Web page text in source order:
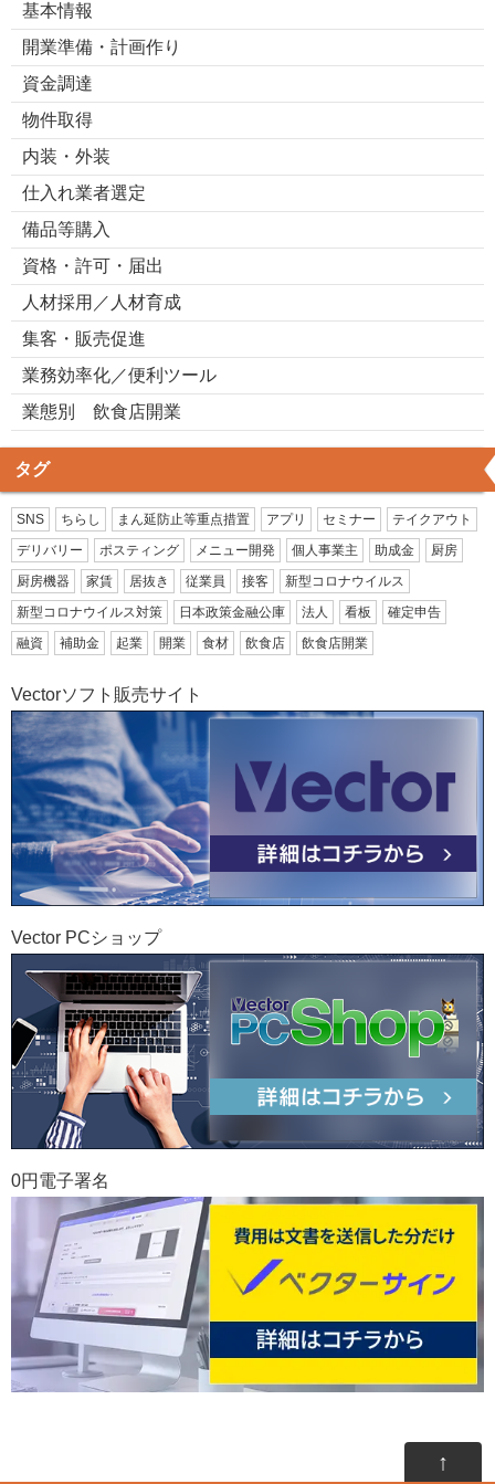
基本情報
開業準備・計画作り
資金調達
物件取得
内装・外装
仕入れ業者選定
備品等購入
資格・許可・届出
人材採用／人材育成
集客・販売促進
業務効率化／便利ツール
業態別 飲食店開業
タグ
SNS ちらし まん延防止等重点措置 アプリ セミナー
テイクアウト
デリバリー
ポスティング メニュー開発 個人事業主 助成金
厨房
厨房機器
家賃 居抜き 従業員 接客
新型コロナウイルス
新型コロナウイルス対策
日本政策金融公庫 法人 看板
確定申告
融資
補助金 起業 開業 食材 飲食店 飲食店開業
Vectorソフト販売サイト
Vector PCショップ
0円電子署名
↑